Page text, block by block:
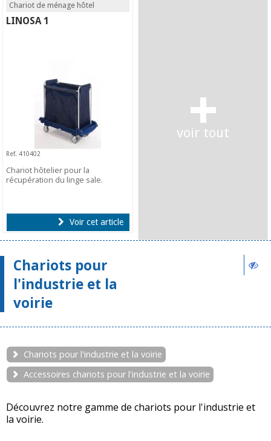
Chariot de ménage hôtel
LINOSA 1
Ref. 410402
Chariot hôtelier pour la
récupération du linge sale.
Voir cet article
+
voir tout
Chariots pour
l'industrie et la
voirie
Chariots pour l'industrie et la voirie
Accessoires chariots pour l'industrie et la voirie
Découvrez notre gamme de chariots pour l'industrie et
la voirie.